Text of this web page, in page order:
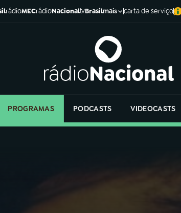
rádioMECrádioNacionaltvBrasilmais carta de serviço
PROGRAMAS PODCASTS VIDEOCASTS